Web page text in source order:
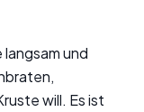
und
will. Es ist